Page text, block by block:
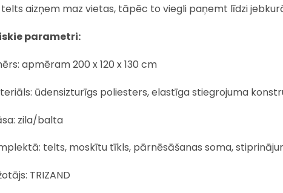
aizņem maz vietas, tāpēc to viegli paņemt līdzi
parametri:
apmēram 200 x 120 x 130 cm
ūdensizturīgs poliesters, elastīga stiegrojuma
zila/balta
telts, moskītu tīkls, pārnēsāšanas soma,
TRIZAND